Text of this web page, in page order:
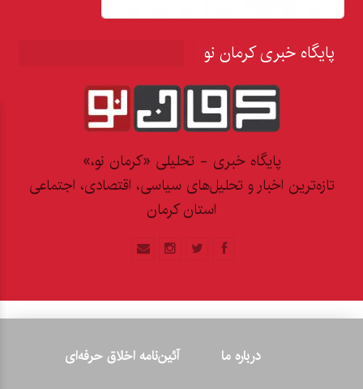
پایگاه خبری کرمان نو
پایگاه خبری - تحلیلی «کرمان نو،»
تازه‌ترین اخبار و تحلیل‌های سیاسی، اقتصادی، اجتماعی
استان کرمان
درباره ما
آئین‌نامه اخلاق حرفه‌ای